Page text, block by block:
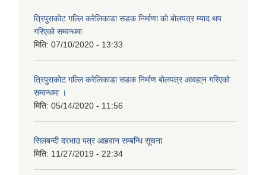
त्रिपुराकाेट गल्लि करेलिकाडा सडक निर्माणा काे बाेलपत्र म्याद थप
गरिएकाे सम्वन्धमा
मिति: 07/10/2020 - 13:33
त्रिपुराकाेट गल्लि करेलिकाडा सडक निर्माण बाेलपत्र आवहा्न गरिएकाे
सम्वन्धमा ।
मिति: 05/14/2020 - 11:56
सिलबन्दी दरभाउ पत्र आहवान सम्बन्धि सूचना
मिति: 11/27/2019 - 22:34